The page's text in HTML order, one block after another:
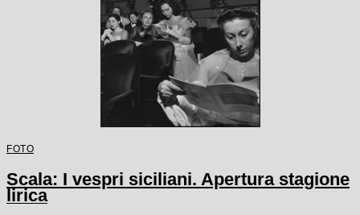
FOTO
Scala: I vespri siciliani. Apertura stagione
lirica